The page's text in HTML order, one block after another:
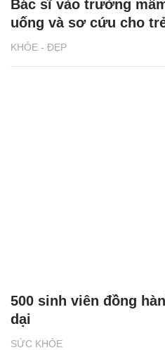
KHỎE - ĐẸP
Bác sĩ vào trường
uống và sơ cứu cho
SỨC KHỎE
500 sinh viên đồng
dại